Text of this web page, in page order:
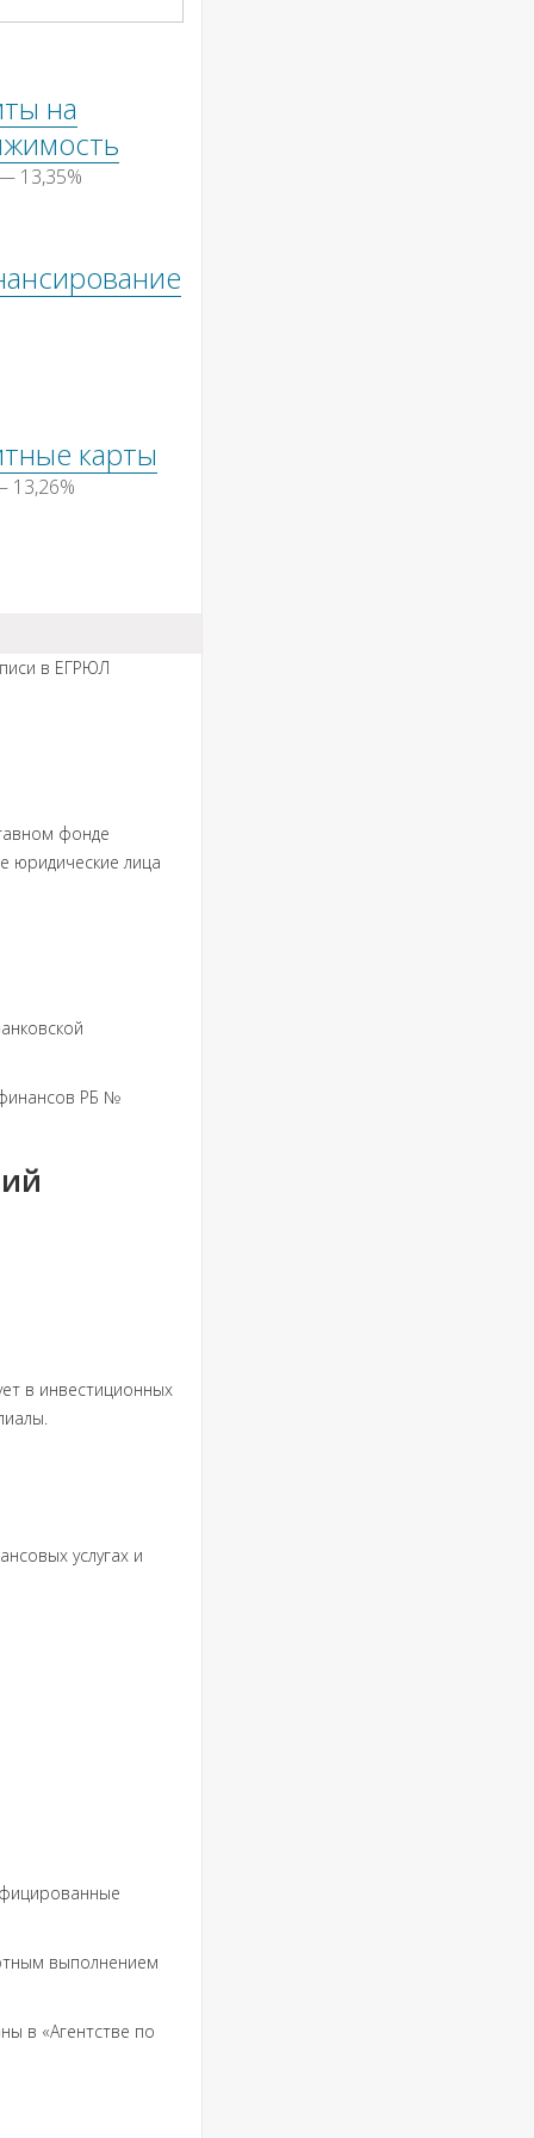
на
13,35%
карты
13,26%
в ЕГРЮЛ
фонде
юридические лица
РБ №
в инвестиционных
услугах и
выполнением
в «Агентстве по